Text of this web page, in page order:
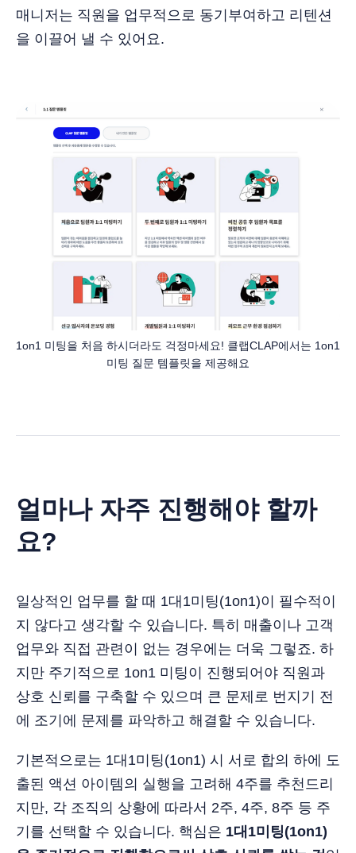
매니저는 직원을 업무적으로 동기부여하고 리텐션
을 이끌어 낼 수 있어요.
1on1 미팅을 처음 하시더라도 걱정마세요! 클랩CLAP에서는 1on1
미팅 질문 템플릿을 제공해요
얼마나 자주 진행해야 할까
요?
일상적인 업무를 할 때 1대1미팅(1on1)이 필수적이
지 않다고 생각할 수 있습니다. 특히 매출이나 고객
업무와 직접 관련이 없는 경우에는 더욱 그렇죠. 하
지만 주기적으로 1on1 미팅이 진행되어야 직원과
상호 신뢰를 구축할 수 있으며 큰 문제로 번지기 전
에 조기에 문제를 파악하고 해결할 수 있습니다.
기본적으로는 1대1미팅(1on1) 시 서로 합의 하에 도
출된 액션 아이템의 실행을 고려해 4주를 추천드리
지만, 각 조직의 상황에 따라서 2주, 4주, 8주 등 주
기를 선택할 수 있습니다. 핵심은 1대1미팅(1on1)